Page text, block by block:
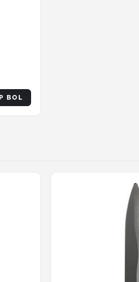
BOL